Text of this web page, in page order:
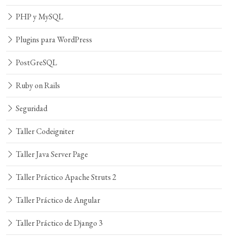
PHP y MySQL
Plugins para WordPress
PostGreSQL
Ruby on Rails
Seguridad
Taller Codeigniter
Taller Java Server Page
Taller Práctico Apache Struts 2
Taller Práctico de Angular
Taller Práctico de Django 3